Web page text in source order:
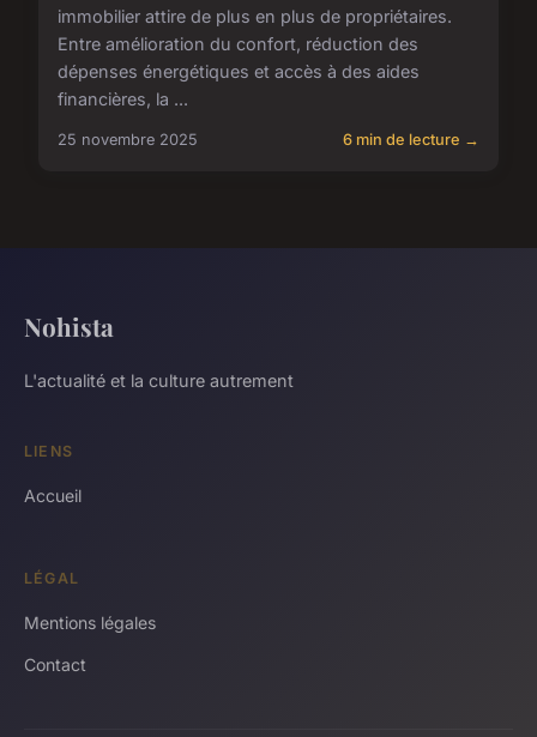
immobilier attire de plus en plus de propriétaires.
Entre amélioration du confort, réduction des
dépenses énergétiques et accès à des aides
financières, la ...
25 novembre 2025 6 min de lecture →
Nohista
L'actualité et la culture autrement
LIENS
Accueil
LÉGAL
Mentions légales
Contact